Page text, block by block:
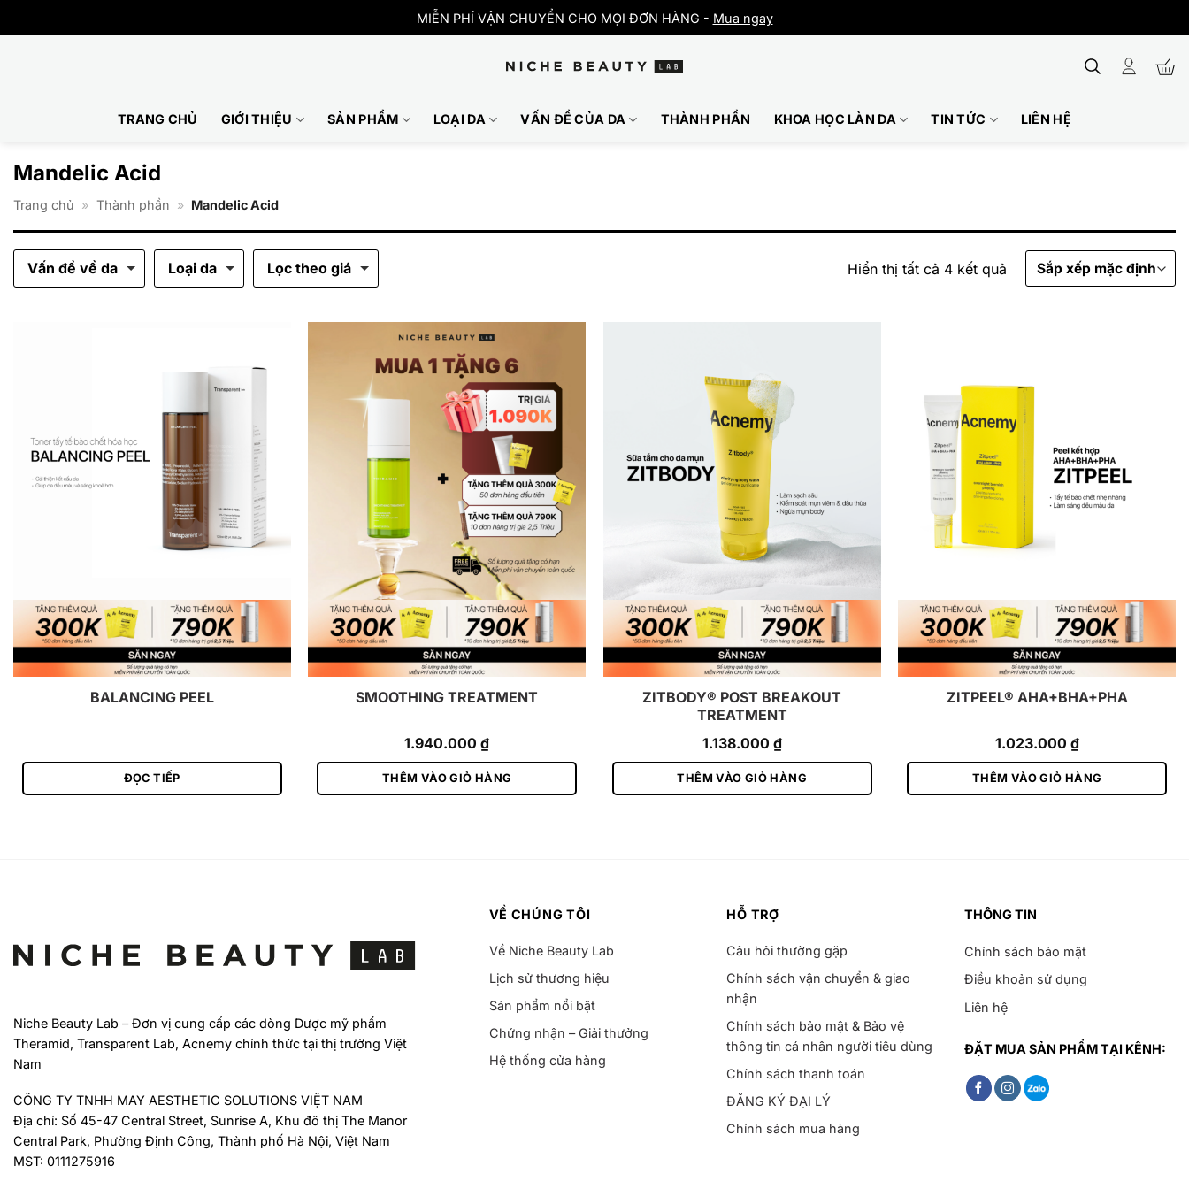
qua
MIỄN PHÍ VẬN CHUYỂN CHO MỌI ĐƠN HÀNG - Mua ngay
TRANG CHỦ GIỚI THIỆU SẢN PHẨM LOẠI DA VẤN ĐỀ CỦA DA THÀNH PHẦN KHOA HỌC LÀN DA TIN TỨC LIÊN HỆ
Mandelic Acid
Trang chủ » Thành phần » Mandelic Acid
BALANCING PEEL
ĐỌC TIẾP
SMOOTHING TREATMENT
1.940.000₫
THÊM VÀO GIỎ HÀNG
ZITBODY® POST BREAKOUT
TREATMENT
1.138.000 ₫
THÊM VÀO GIỎ HÀNG
ZITPEEL® AHA+BHA+PHA
1.023.000 ₫
THÊM VÀO GIỎ HÀNG
Vấn đề về da Loại da Lọc theo giá Hiển thị tất cả 4 kết quả
Niche Beauty Lab – Đơn vị cung cấp các dòng Dược mỹ phẩm
Theramid, Transparent Lab, Acnemy chính thức tại thị trường Việt
Nam
CÔNG TY TNHH MAY AESTHETIC SOLUTIONS VIỆT NAM
Địa chỉ: Số 45-47 Central Street, Sunrise A, Khu đô thị The Manor
Central Park, Phường Định Công, Thành phố Hà Nội, Việt Nam
MST: 0111275916
VỀ CHÚNG TÔI
Về Niche Beauty Lab
Lịch sử thương hiệu
Sản phẩm nổi bật
Chứng nhận – Giải thưởng
Hệ thống cửa hàng
HỖ TRỢ
Câu hỏi thường gặp
Chính sách vận chuyển & giao
nhận
Chính sách bảo mật & Bảo vệ
thông tin cá nhân người tiêu dùng
Chính sách thanh toán
ĐĂNG KÝ ĐẠI LÝ
Chính sách mua hàng
THÔNG TIN
Chính sách bảo mật
Điều khoản sử dụng
Liên hệ
ĐẶT MUA SẢN PHẨM TẠI KÊNH: